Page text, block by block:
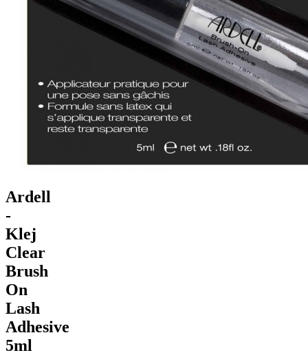
Ardell
-
Klej
Clear
Brush
On
Lash
Adhesive
5ml